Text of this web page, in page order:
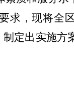
求，现将全
定出实施方